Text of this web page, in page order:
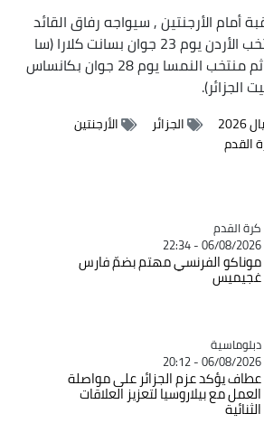
أمام الأرجنتين , سيواجه رفاق القائد
رياض محرز كل من منتخب الأردن يوم 23 جوان بسانت كلارا (سا
04:00 بتوقيت الجزائر) ثم منتخب النمسا يوم 28 جوان بكانساس
الجزائر
الأرجنتين
Catégorie
كرة القدم
06/08/2026 - 22:34
موناكو الفرنسي مهتم بضمّ فارس
غجيميس
Catégorie
دبلوماسية
06/08/2026 - 20:12
عطاف يؤكد عزم الجزائر على مواصلة
العمل مع بيلاروسيا لتعزيز العلاقات
الثنائية